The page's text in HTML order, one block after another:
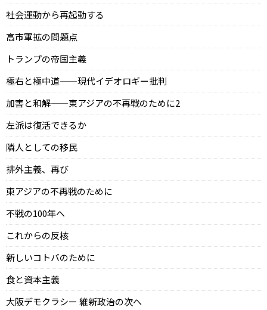
社会運動から再起動する
高市軍拡の問題点
トランプの帝国主義
極右と極中道——現代イデオロギー批判
加害と和解——東アジアの不再戦のために2
左派は復活できるか
隣人としての移民
排外主義、再び
東アジアの不再戦のために
不戦の100年へ
これからの反核
新しいコトバのために
食と資本主義
大阪デモクラシー 維新政治の次へ